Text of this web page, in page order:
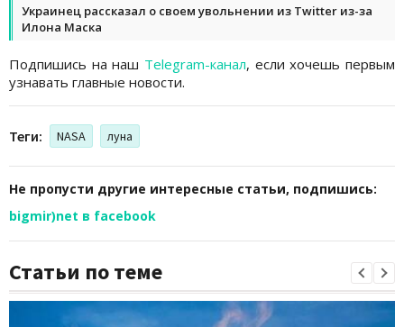
Украинец рассказал о своем увольнении из Twitter из-за
Илона Маска
Подпишись на наш Telegram-канал, если хочешь первым
узнавать главные новости.
Теги: NASA луна
Не пропусти другие интересные статьи, подпишись:
bigmir)net в facebook
Статьи по теме